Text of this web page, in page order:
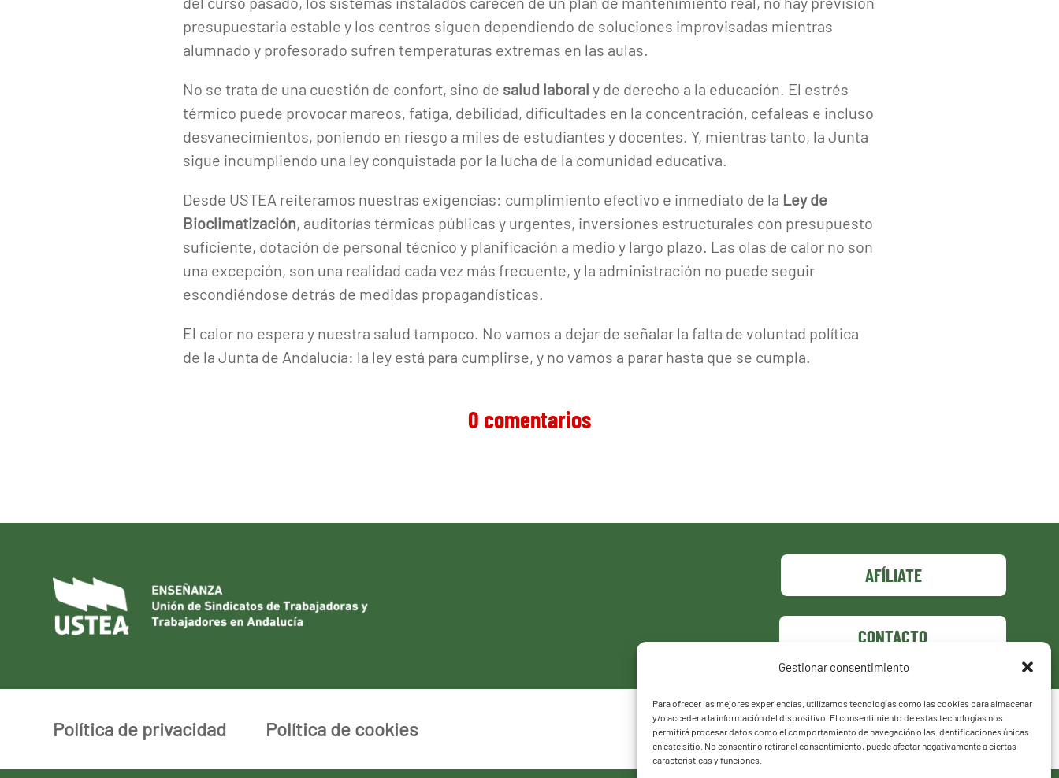
Gestionar consentimiento
Para ofrecer las mejores experiencias, utilizamos tecnologías como las cookies para almacenar
y/o acceder a la información del dispositivo. El consentimiento de estas tecnologías nos
permitirá procesar datos como el comportamiento de navegación o las identificaciones únicas
en este sitio. No consentir o retirar el consentimiento, puede afectar negativamente a ciertas
características y funciones.
presupuestaria estable y los centros siguen dependiendo de soluciones improvisadas mientras
alumnado y profesorado sufren temperaturas extremas en las aulas.
No se trata de una cuestión de confort, sino de salud laboral y de derecho a la educación. El estrés
térmico puede provocar mareos, fatiga, debilidad, dificultades en la concentración, cefaleas e incluso
desvanecimientos, poniendo en riesgo a miles de estudiantes y docentes. Y, mientras tanto, la Junta
sigue incumpliendo una ley conquistada por la lucha de la comunidad educativa.
Desde USTEA reiteramos nuestras exigencias: cumplimiento efectivo e inmediato de la Ley de
Bioclimatización, auditorías térmicas públicas y urgentes, inversiones estructurales con presupuesto
suficiente, dotación de personal técnico y planificación a medio y largo plazo. Las olas de calor no son
una excepción, son una realidad cada vez más frecuente, y la administración no puede seguir
escondiéndose detrás de medidas propagandísticas.
El calor no espera y nuestra salud tampoco. No vamos a dejar de señalar la falta de voluntad política
de la Junta de Andalucía: la ley está para cumplirse, y no vamos a parar hasta que se cumpla.
0 comentarios
AFÍLIATE
CONTACTO
Política de privacidad Política de cookies